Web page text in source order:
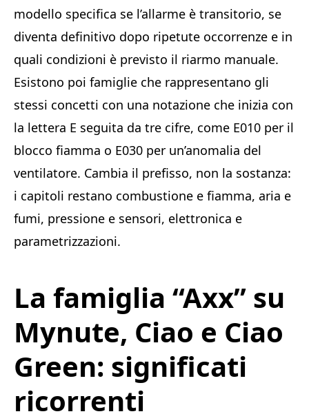
modello specifica se l’allarme è transitorio, se
diventa definitivo dopo ripetute occorrenze e in
quali condizioni è previsto il riarmo manuale.
Esistono poi famiglie che rappresentano gli
stessi concetti con una notazione che inizia con
la lettera E seguita da tre cifre, come E010 per il
blocco fiamma o E030 per un’anomalia del
ventilatore. Cambia il prefisso, non la sostanza:
i capitoli restano combustione e fiamma, aria e
fumi, pressione e sensori, elettronica e
parametrizzazioni.
La famiglia “Axx” su
Mynute, Ciao e Ciao
Green: significati
ricorrenti